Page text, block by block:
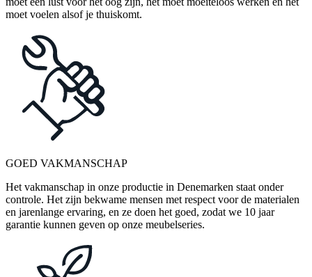
moet voelen alsof je thuiskomt.
GOED VAKMANSCHAP
Het vakmanschap in onze productie in Denemarken staat onder
controle. Het zijn bekwame mensen met respect voor de materialen
en jarenlange ervaring, en ze doen het goed, zodat we 10 jaar
garantie kunnen geven op onze meubelseries.